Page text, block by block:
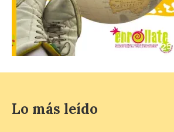
El Monasterio de Santa
María de Iguácel ofrece
visitas guiadas gratuitas
al durante el mes de
agosto
10 Ago 2026
Las visitas guiadas
Lo más leído